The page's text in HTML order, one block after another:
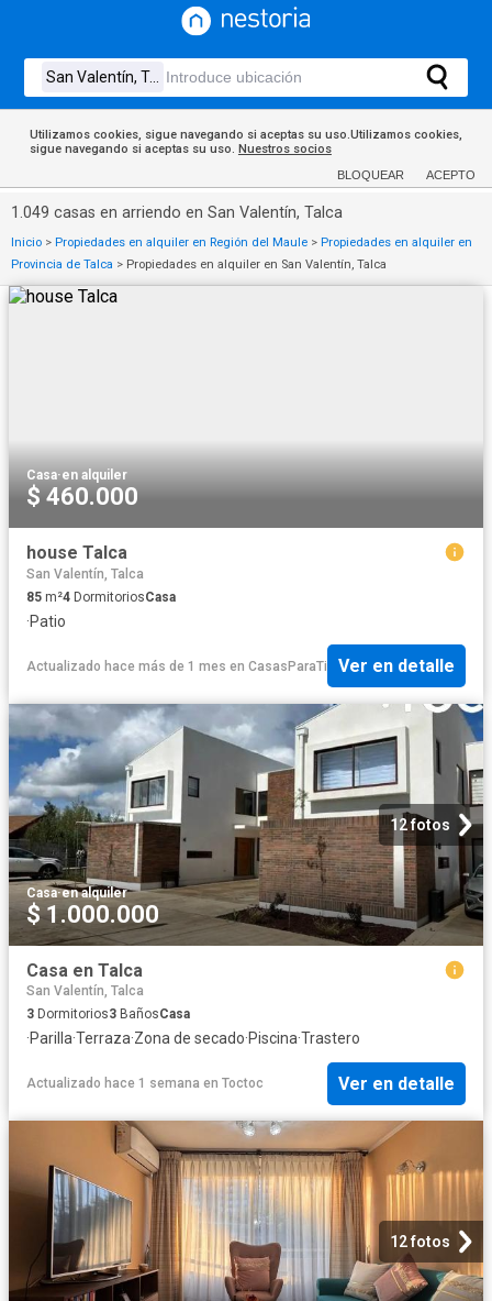
Utilizamos cookies, sigue navegando si aceptas su uso.Utilizamos cookies,
sigue navegando si aceptas su uso. Nuestros socios
BLOQUEAR ACEPTO
1.049 casas en arriendo en San Valentín, Talca
Inicio > Propiedades en alquiler en Región del Maule > Propiedades en alquiler en
Provincia de Talca > Propiedades en alquiler en San Valentín, Talca
Casa·en alquiler
$ 460.000
house Talca
San Valentín, Talca
85 m²4 DormitoriosCasa
·Patio
Actualizado hace más de 1 mes en CasasParaTi Ver en detalle
12 fotos
Casa·en alquiler
$ 1.000.000
Casa en Talca
San Valentín, Talca
3 Dormitorios3 BañosCasa
·Parilla·Terraza·Zona de secado·Piscina·Trastero
Actualizado hace 1 semana en Toctoc Ver en detalle
12 fotos